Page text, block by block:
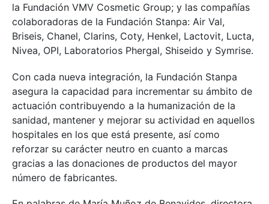
la Fundación VMV Cosmetic Group; y las compañías
colaboradoras de la Fundación Stanpa: Air Val,
Briseis, Chanel, Clarins, Coty, Henkel, Lactovit, Lucta,
Nivea, OPI, Laboratorios Phergal, Shiseido y Symrise.
Con cada nueva integración, la Fundación Stanpa
asegura la capacidad para incrementar su ámbito de
actuación contribuyendo a la humanización de la
sanidad, mantener y mejorar su actividad en aquellos
hospitales en los que está presente, así como
reforzar su carácter neutro en cuanto a marcas
gracias a las donaciones de productos del mayor
número de fabricantes.